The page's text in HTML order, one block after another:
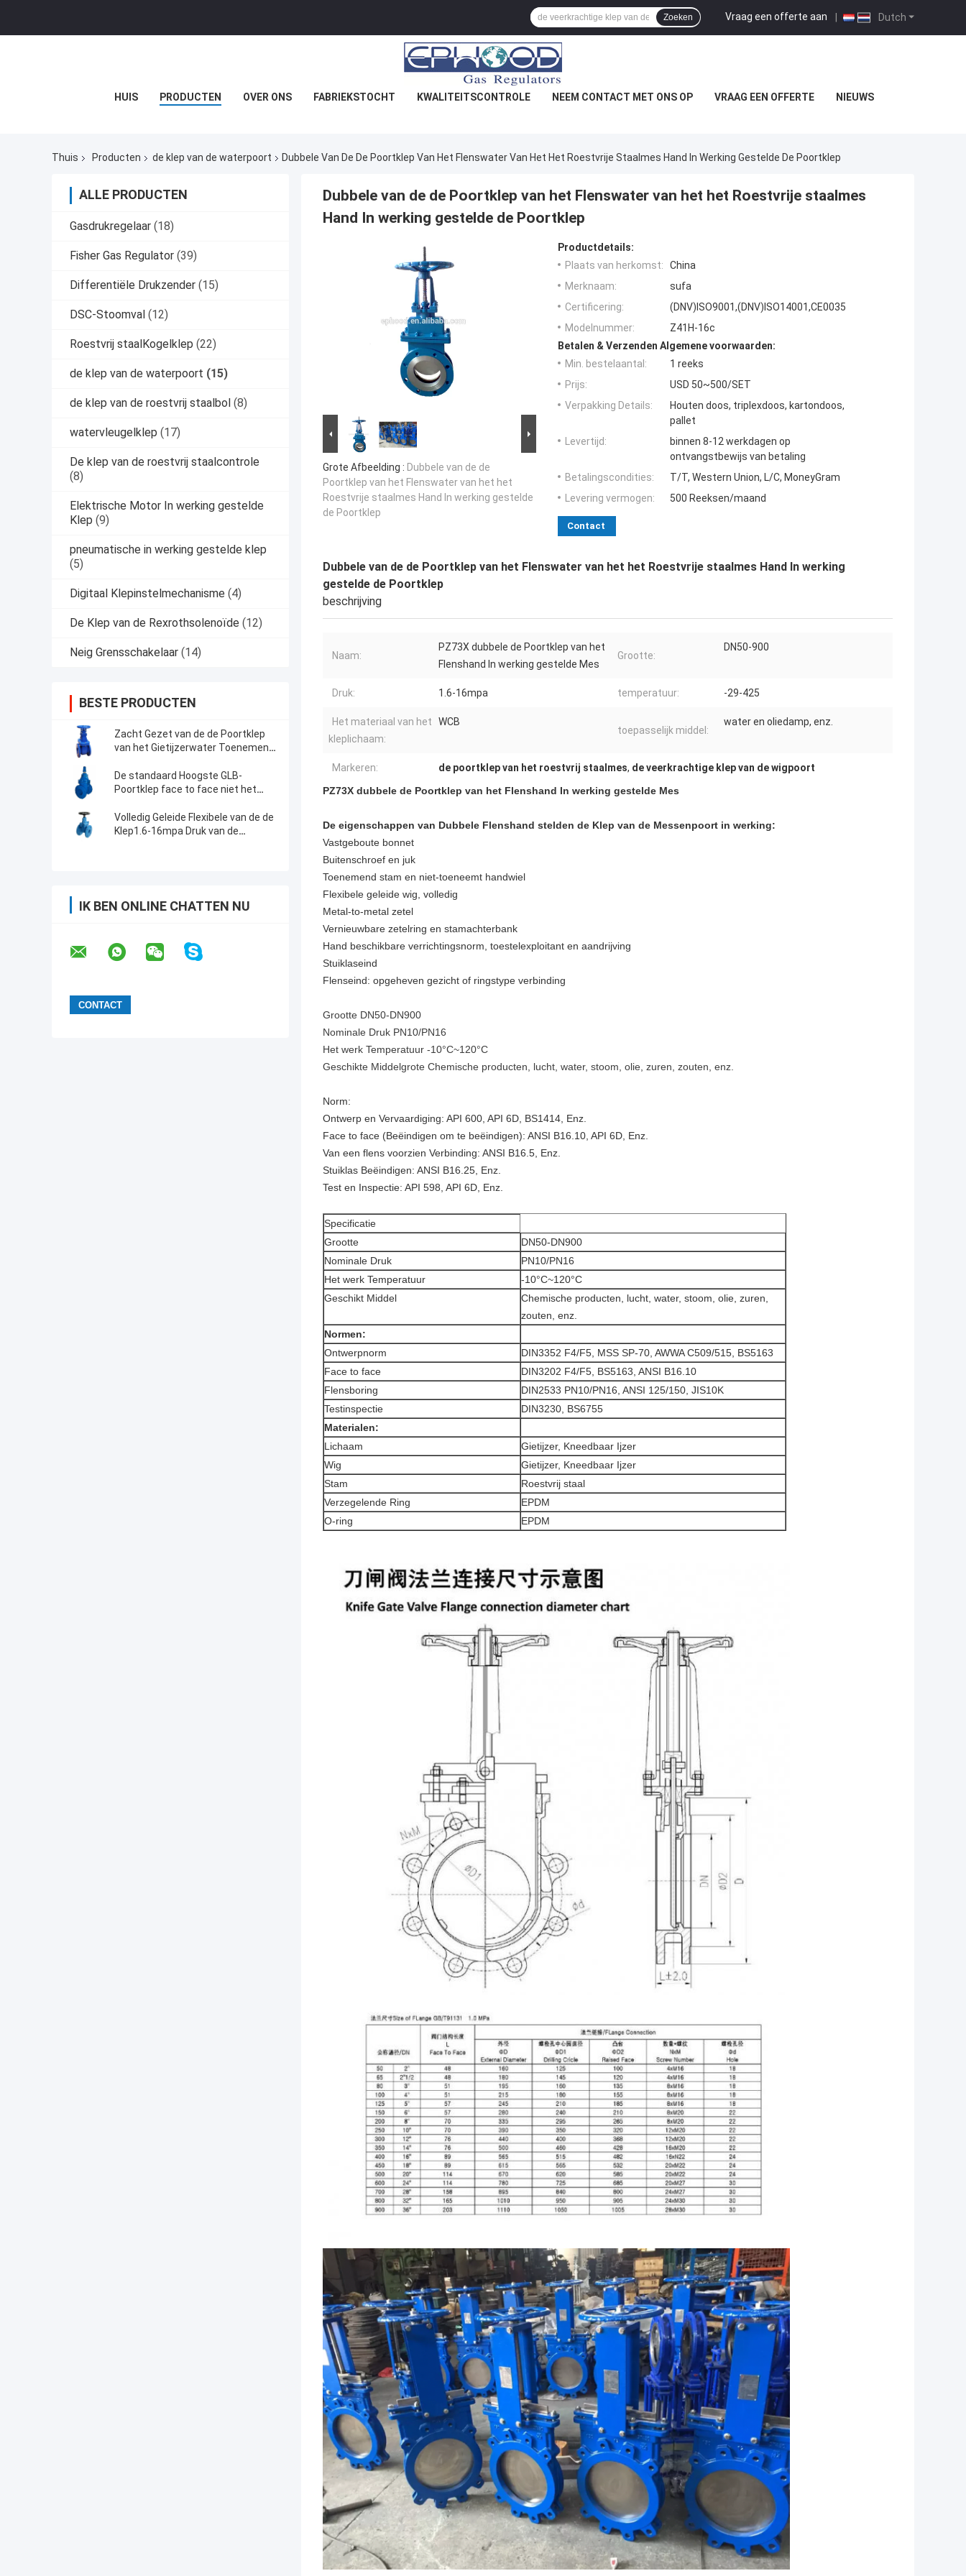
Dutch
Vraag een offerte aan |
Zoeken
HUIS PRODUCTEN OVER ONS FABRIEKSTOCHT KWALITEITSCONTROLE NEEM CONTACT MET ONS OP VRAAG EEN OFFERTE NIEUWS
Thuis Producten de klep van de waterpoort Dubbele Van De De Poortklep Van Het Flenswater Van Het Het Roestvrije Staalmes Hand In Werking Gestelde De Poortklep
ALLE PRODUCTEN
Gasdrukregelaar (18)
Fisher Gas Regulator (39)
Differentiële Drukzender (15)
DSC-Stoomval (12)
Roestvrij staalKogelklep (22)
de klep van de waterpoort (15)
de klep van de roestvrij staalbol (8)
watervleugelklep (17)
De klep van de roestvrij staalcontrole
(8)
Elektrische Motor In werking gestelde
Klep (9)
pneumatische in werking gestelde klep
(5)
Digitaal Klepinstelmechanisme (4)
De Klep van de Rexrothsolenoïde (12)
Neig Grensschakelaar (14)
BESTE PRODUCTEN
Zacht Gezet van de de Poortklep
van het Gietijzerwater Toenemend
Lichaam niet
De standaard Hoogste GLB-
Poortklep face to face niet het
Volledig Geleide Flexibele van de de
Klep1.6-16mpa Druk van de
IK BEN ONLINE CHATTEN NU
Dubbele van de de Poortklep van het Flenswater van het het Roestvrije staalmes
Hand In werking gestelde de Poortklep
Grote Afbeelding : Dubbele van de de
Poortklep van het Flenswater van het het
Roestvrije staalmes Hand In werking gestelde
de Poortklep
Productdetails:
Plaats van herkomst:
China
Merknaam:
sufa
Certificering:
(DNV)ISO9001,(DNV)ISO14001,CE0035
Modelnummer:
Z41H-16c
Betalen & Verzenden Algemene voorwaarden:
Min. bestelaantal:
1 reeks
Prijs:
USD 50~500/SET
Verpakking Details:
Houten doos, triplexdoos, kartondoos,
pallet
Levertijd:
binnen 8-12 werkdagen op
ontvangstbewijs van betaling
Betalingscondities:
T/T, Western Union, L/C, MoneyGram
Levering vermogen:
500 Reeksen/maand
Contact
Dubbele van de de Poortklep van het Flenswater van het het Roestvrije staalmes Hand In werking
gestelde de Poortklep
beschrijving
Naam:
PZ73X dubbele de Poortklep van het
Flenshand In werking gestelde Mes
Grootte:
DN50-900
Druk: 1.6-16mpa temperatuur: -29-425
Het materiaal van het
kleplichaam:
WCB
toepasselijk middel:
water en oliedamp, enz.
Markeren: de poortklep van het roestvrij staalmes, de veerkrachtige klep van de wigpoort
PZ73X dubbele de Poortklep van het Flenshand In werking gestelde Mes
De eigenschappen van Dubbele Flenshand stelden de Klep van de Messenpoort in werking:
Vastgeboute bonnet
Buitenschroef en juk
Toenemend stam en niet-toeneemt handwiel
Flexibele geleide wig, volledig
Metal-to-metal zetel
Vernieuwbare zetelring en stamachterbank
Hand beschikbare verrichtingsnorm, toestelexploitant en aandrijving
Stuiklaseind
Flenseind: opgeheven gezicht of ringstype verbinding
Grootte DN50-DN900
Nominale Druk PN10/PN16
Het werk Temperatuur -10°C~120°C
Geschikte Middelgrote Chemische producten, lucht, water, stoom, olie, zuren, zouten, enz.
Norm:
Ontwerp en Vervaardiging: API 600, API 6D, BS1414, Enz.
Face to face (Beëindigen om te beëindigen): ANSI B16.10, API 6D, Enz.
Van een flens voorzien Verbinding: ANSI B16.5, Enz.
Stuiklas Beëindigen: ANSI B16.25, Enz.
Test en Inspectie: API 598, API 6D, Enz.
Specificatie
Grootte
DN50-DN900
Nominale Druk
PN10/PN16
Het werk Temperatuur
-10°C~120°C
Geschikt Middel
Chemische producten, lucht, water, stoom, olie, zuren,
zouten, enz.
Normen:
Ontwerpnorm
DIN3352 F4/F5, MSS SP-70, AWWA C509/515, BS5163
Face to face
DIN3202 F4/F5, BS5163, ANSI B16.10
Flensboring
DIN2533 PN10/PN16, ANSI 125/150, JIS10K
Testinspectie
DIN3230, BS6755
Materialen:
Lichaam
Gietijzer, Kneedbaar Ijzer
Wig
Gietijzer, Kneedbaar Ijzer
Stam
Roestvrij staal
Verzegelende Ring
EPDM
O-ring
EPDM